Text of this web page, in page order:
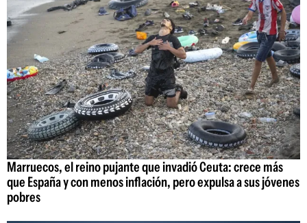
Marruecos, el reino pujante que invadió Ceuta: crece más
que España y con menos inflación, pero expulsa a sus jóvenes
pobres